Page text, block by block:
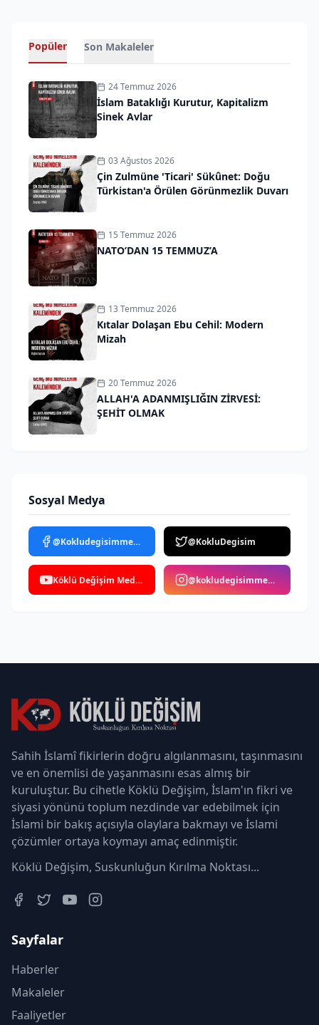
Popüler Son Makaleler
24 Temmuz 2026
İslam Bataklığı Kurutur, Kapitalizm
Sinek Avlar
03 Ağustos 2026
Çin Zulmüne 'Ticari' Sükûnet: Doğu
Türkistan'a Örülen Görünmezlik Duvarı
15 Temmuz 2026
NATO’DAN 15 TEMMUZ’A
13 Temmuz 2026
Kıtalar Dolaşan Ebu Cehil: Modern
Mizah
20 Temmuz 2026
ALLAH'A ADANMIŞLIĞIN ZİRVESİ:
ŞEHİT OLMAK
Sosyal Medya
@Kokludegisimmedya @KokluDegisim
Köklü Değişim Medya @kokludegisimmedya
Sahih İslamî fikirlerin doğru algılanmasını, taşınmasını
ve en önemlisi de yaşanmasını esas almış bir
kuruluştur. Bu cihetle Köklü Değişim, İslam'ın fikri ve
siyasi yönünü toplum nezdinde var edebilmek için
İslami bir bakış açısıyla olaylara bakmayı ve İslami
çözümler ortaya koymayı amaç edinmiştir.
Köklü Değişim, Suskunluğun Kırılma Noktası...
Sayfalar
Haberler
Makaleler
Faaliyetler